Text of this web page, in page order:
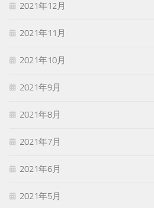
2021年12月
2021年11月
2021年10月
2021年9月
2021年8月
2021年7月
2021年6月
2021年5月